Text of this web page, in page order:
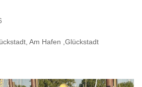
Am Hafen ,Glückstadt